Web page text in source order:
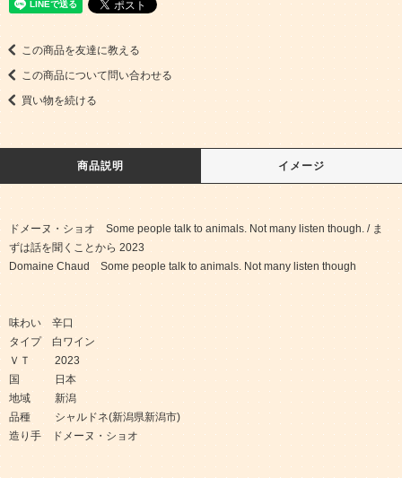
この商品を友達に教える
この商品について問い合わせる
買い物を続ける
商品説明 イメージ
ドメーヌ・ショオ Some people talk to animals. Not many listen though. / ま
ずは話を聞くことから 2023
Domaine Chaud Some people talk to animals. Not many listen though
味わい 辛口
タイプ 白ワイン
ＶＴ 2023
国 日本
地域 新潟
品種 シャルドネ(新潟県新潟市)
造り手 ドメーヌ・ショオ